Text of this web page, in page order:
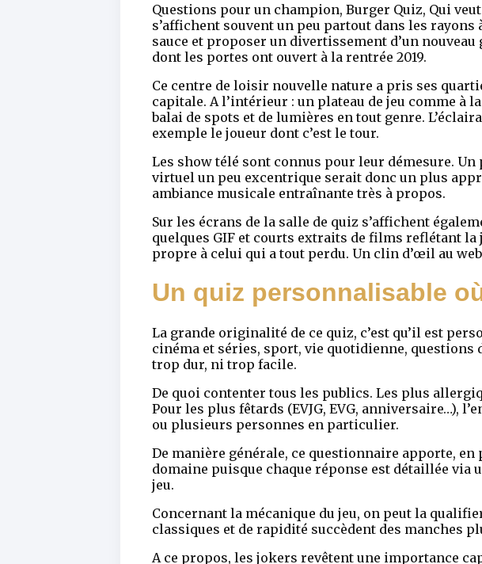
Questions pour un champion, Burger Quiz, Qui
s’affichent souvent un peu partout dans les rayons
sauce et proposer un divertissement d’un nouveau
dont les portes ont ouvert à la rentrée 2019.
Ce centre de loisir nouvelle nature a pris ses
capitale. A l’intérieur : un plateau de jeu comme à
balai de spots et de lumières en tout genre.
exemple le joueur dont c’est le tour.
Les show télé sont connus pour leur démesure.
virtuel un peu excentrique serait donc un plus
ambiance musicale entraînante très à propos.
Sur les écrans de la salle de quiz s’affichent
quelques GIF et courts extraits de films reflétant
propre à celui qui a tout perdu. Un clin d’œil au
Un quiz personnalisable
La grande originalité de ce quiz, c’est qu’il est
cinéma et séries, sport, vie quotidienne, questions
trop dur, ni trop facile.
De quoi contenter tous les publics. Les plus
Pour les plus fêtards (EVJG, EVG, anniversaire…),
ou plusieurs personnes en particulier.
De manière générale, ce questionnaire apporte, en
domaine puisque chaque réponse est détaillée
jeu.
Concernant la mécanique du jeu, on peut la
classiques et de rapidité succèdent des manches
A ce propos, les jokers revêtent une importance